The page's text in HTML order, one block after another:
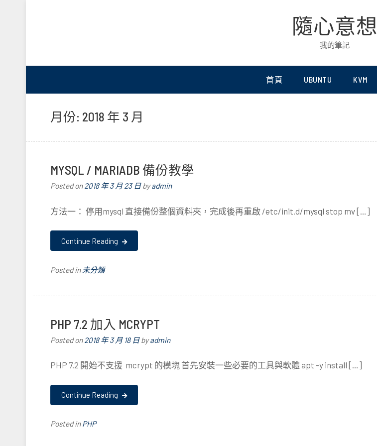
隨心意想
我的筆記
首頁 UBUNTU KVM
月份: 2018 年 3 月
MYSQL / MARIADB 備份教學
Posted on2018 年 3 月 23 日byadmin
方法一： 停用mysql 直接備份整個資料夾，完成後再重啟 /etc/init.d/mysql stop mv […]
Continue Reading
Posted in 未分類
PHP 7.2 加入 MCRYPT
Posted on 2018 年 3 月 18 日byadmin
PHP 7.2 開始不支援 mcrypt 的模塊 首先安裝一些必要的工具與軟體 apt -y install […]
Continue Reading
Posted inPHP